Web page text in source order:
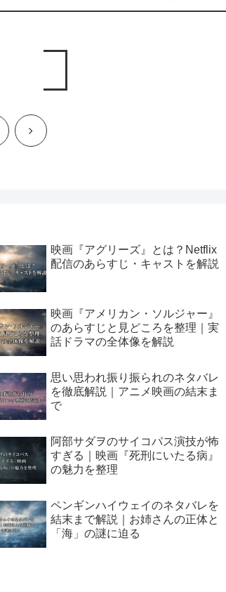
次
映画『アグリーズ』とは？Netflix
配信のあらすじ・キャストを解説
映画『アメリカン・ソルジャー』
のあらすじと見どころを整理｜実
話ドラマの全体像を解説
思い思われ振り振られのネタバレ
を徹底解説｜アニメ映画の結末ま
で
阿部サダヲのサイコパス演技が怖
すぎる｜映画『死刑にいたる病』
の魅力を整理
ペンギンハイウェイのネタバレを
結末まで解説｜お姉さんの正体と
「海」の謎に迫る